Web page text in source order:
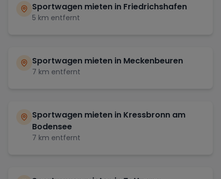
Sportwagen mieten in Friedrichshafen
5 km entfernt
Sportwagen mieten in Meckenbeuren
7 km entfernt
Sportwagen mieten in Kressbronn am
Bodensee
7 km entfernt